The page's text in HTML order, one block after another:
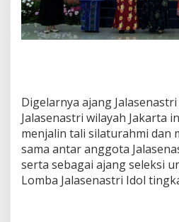
Digelarnya ajang
Jalasenastri wilayah Jakarta
menjalin tali silaturahmi dan
sama antar anggota
serta sebagai ajang seleksi
Lomba Jalasenastri Idol